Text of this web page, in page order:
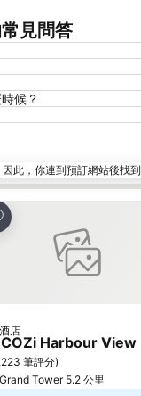
見問答
候？
此，你連到預訂網站後找
收藏夾
酒店
Harbour View
筆評分)
Tower 5.2 公里